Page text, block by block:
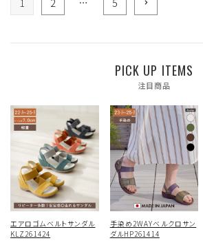
1
2 … 5
PICK UP ITEMS
注目商品
エアロゴムベルトサンダル
KLZ261424
手染め2WAYベルクロサン
ダルHP261414